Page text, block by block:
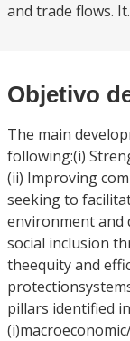
and trade flows.
Objetivo
The main
following:(i)
(ii) Improving
seeking to
environment and
social inclusion
theequity and
pillars identified